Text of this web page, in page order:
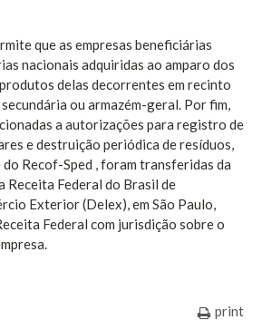
que as empresas beneficiárias
nacionais adquiridas ao amparo dos
delas decorrentes em recinto
ou armazém-geral. Por fim,
a autorizações para registro de
e destruição periódica de resíduos,
Recof-Sped , foram transferidas da
Receita Federal do Brasil de
Exterior (Delex), em São Paulo,
Federal com jurisdição sobre o
print